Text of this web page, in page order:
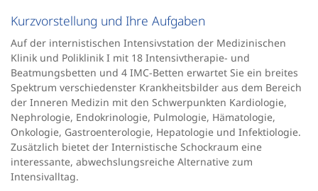
Kurzvorstellung und Ihre Aufgaben
Auf der internistischen Intensivstation der Medizinischen
Klinik und Poliklinik I mit 18 Intensivtherapie- und
Beatmungsbetten und 4 IMC-Betten erwartet Sie ein breites
Spektrum verschiedenster Krankheitsbilder aus dem Bereich
der Inneren Medizin mit den Schwerpunkten Kardiologie,
Nephrologie, Endokrinologie, Pulmologie, Hämatologie,
Onkologie, Gastroenterologie, Hepatologie und Infektiologie.
Zusätzlich bietet der Internistische Schockraum eine
interessante, abwechslungsreiche Alternative zum
Intensivalltag.